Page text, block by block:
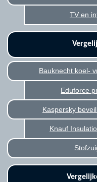
TV en
Bauknecht koel-
Eduforce
Kaspersky
Knauf